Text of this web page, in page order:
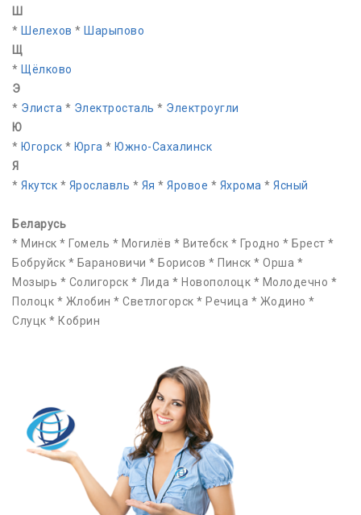
Ш
* Шелехов * Шарыпово
Щ
* Щёлково
Э
* Элиста * Электросталь * Электроугли
Ю
* Югорск * Юрга * Южно-Сахалинск
Я
* Якутск * Ярославль * Яя * Яровое * Яхрома * Ясный
Беларусь
* Минск * Гомель * Могилёв * Витебск * Гродно * Брест *
Бобруйск * Барановичи * Борисов * Пинск * Орша *
Мозырь * Солигорск * Лида * Новополоцк * Молодечно *
Полоцк * Жлобин * Светлогорск * Речица * Жодино *
Слуцк * Кобрин